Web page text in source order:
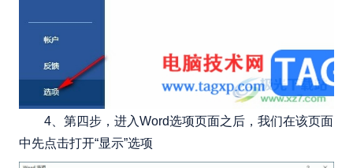
4、第四步，进入Word选项页面之后，我们在该页面
中先点击打开“显示”选项